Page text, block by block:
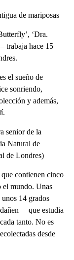
de mariposas
‘Dra.
trabaja hace 15
el sueño de
sonriendo,
y además,
senior de la
Natural de
de Londres)
contienen cinco
el mundo. Unas
14 grados
que estudia
tanto. No es
desde